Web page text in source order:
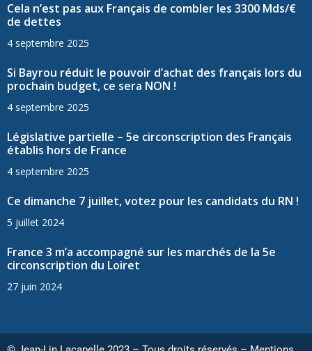
Cela n’est pas aux Français de combler les 3300 Mds/€
de dettes
4 septembre 2025
Si Bayrou réduit le pouvoir d’achat des français lors du
prochain budget, ce sera NON !
4 septembre 2025
Législative partielle – 5e circonscription des Français
établis hors de France
4 septembre 2025
Ce dimanche 7 juillet, votez pour les candidats du RN !
5 juillet 2024
France 3 m’a accompagné sur les marchés de la 5e
circonscription du Loiret
27 juin 2024